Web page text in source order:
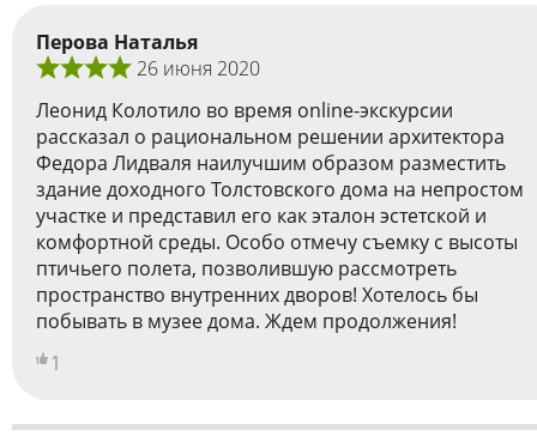
Перова Наталья
26 июня 2020
Леонид Колотило во время online-экскурсии
рассказал о рациональном решении архитектора
Федора Лидваля наилучшим образом разместить
здание доходного Толстовского дома на непростом
участке и представил его как эталон эстетской и
комфортной среды. Особо отмечу съемку с высоты
птичьего полета, позволившую рассмотреть
пространство внутренних дворов! Хотелось бы
побывать в музее дома. Ждем продолжения!
1